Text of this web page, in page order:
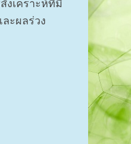
งเคราะห์ที่มี
ะผลร่วง